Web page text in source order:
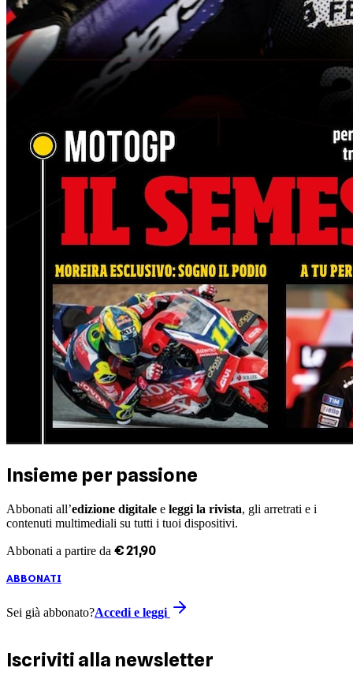
Insieme per passione
Abbonati all’edizione digitale e leggi la rivista, gli arretrati e i
contenuti multimediali su tutti i tuoi dispositivi.
Abbonati a partire da €21 ,90
ABBONATI
Sei già abbonato?Accedi e leggi
Iscriviti alla newsletter